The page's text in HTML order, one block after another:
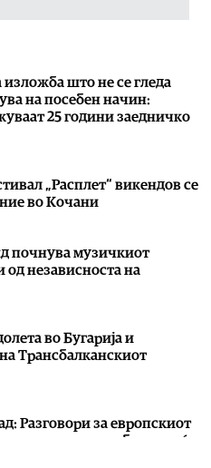
што не се гледа
на посебен начин:
25 години заедничко
„Расплет“ викендов се
во Кочани
почнува музичкиот
од независноста на
во Бугарија и
Трансбалканскиот
Разговори за европскиот
за соработка меѓу